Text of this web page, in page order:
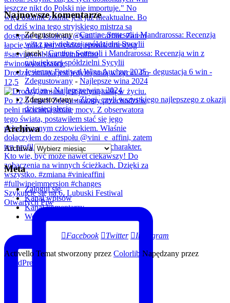
Drodzy, zmiana jest jedyną stałą w życiu. Po
12,5
Szykujcie się na 6. Lubuski Festiwal
Otwartych Piw
Najnowsze komentarze
Zdegustowany-Cantine Settesoli i Mandrarossa: Recenzja
win z największej spółdzielni Sycylii
jacek-Cantine Settesoli i Mandrarossa: Recenzja win z
największej spółdzielni Sycylii
Jesienny Festiwal Wina Auchan 2025 - degustacja 6 win -
Zdegustowany - Najlepsze wina 2024
Adrian-Najlepsze wina 2024
Zdegustowany-Złogi, czyli wszystkiego najlepszego z okazji
dziesięciolecia
Archiwa
Archiwa
Meta
Zaloguj się
Kanał wpisów
Kanał komentarzy
WordPress.org
Facebook Twitter Instagram
Activello Temat stworzony przez Colorlib Napędzany przez
WordPress